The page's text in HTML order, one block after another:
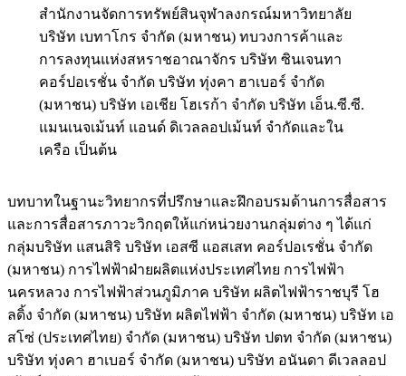
สำนักงานจัดการทรัพย์สินจุฬาลงกรณ์มหาวิทยาลัย
บริษัท เบทาโกร จำกัด (มหาชน) ทบวงการค้าและ
การลงทุนแห่งสหราชอาณาจักร บริษัท ซินเจนทา
คอร์ปอเรชั่น จำกัด บริษัท ทุ่งคา ฮาเบอร์ จำกัด
(มหาชน) บริษัท เอเชีย โฮเรก้า จำกัด บริษัท เอ็น.ซี.ซี.
แมนเนจเม้นท์ แอนด์ ดิเวลลอปเม้นท์ จำกัดและใน
เครือ เป็นต้น
บทบาทในฐานะวิทยากรที่ปรึกษาและฝึกอบรมด้านการสื่อสาร
และการสื่อสารภาวะวิกฤตให้แก่หน่วยงานกลุ่มต่าง ๆ ได้แก่
กลุ่มบริษัท แสนสิริ บริษัท เอสซี แอสเสท คอร์ปอเรชั่น จำกัด
(มหาชน) การไฟฟ้าฝ่ายผลิตแห่งประเทศไทย การไฟฟ้า
นครหลวง การไฟฟ้าส่วนภูมิภาค บริษัท ผลิตไฟฟ้าราชบุรี โฮ
ลดิ้ง จำกัด (มหาชน) บริษัท ผลิตไฟฟ้า จำกัด (มหาชน) บริษัท เอ
สโซ่ (ประเทศไทย) จำกัด (มหาชน) บริษัท ปตท จำกัด (มหาชน)
บริษัท ทุ่งคา ฮาเบอร์ จำกัด (มหาชน) บริษัท อนันดา ดีเวลลอป